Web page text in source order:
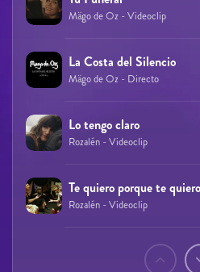
Mägo de Oz - Videoclip
La Costa del Silencio
Mägo de Oz - Directo
Lo tengo claro
Rozalén - Videoclip
Rozalén - Videoclip